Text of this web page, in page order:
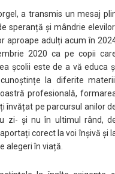
a transmis un mesaj
speranță și mândrie
aproape adulți acum în
2020 ca pe copii
școlii este de a vă educa
la diferite
profesională,
învățat pe parcursul anilor
zi- și nu în ultimul rând,
corect la voi înșivă și
alegeri în viață.